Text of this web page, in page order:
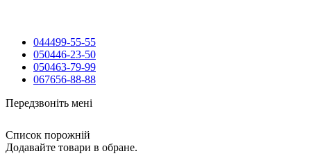
044499-55-55
050446-23-50
050463-79-99
067656-88-88
Передзвоніть мені
Список порожній
Додавайте товари в обране.